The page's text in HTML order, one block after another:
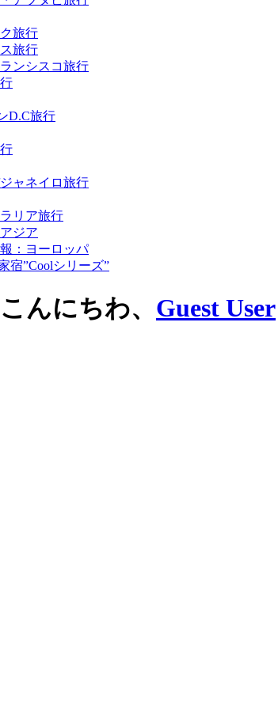
旅行
旅行
ンシスコ旅行
D.C旅行
ャネイロ旅行
リア旅行
ジア
：ヨーロッパ
宿”Coolシリーズ”
こんにちわ、 Guest User